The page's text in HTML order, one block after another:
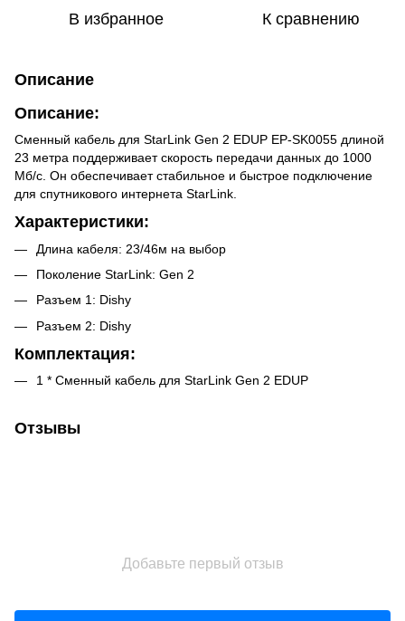
В избранное К сравнению
Описание
Описание:
Сменный кабель для StarLink Gen 2 EDUP EP-SK0055 длиной
23 метра поддерживает скорость передачи данных до 1000
Мб/с. Он обеспечивает стабильное и быстрое подключение
для спутникового интернета StarLink.
Характеристики:
Длина кабеля: 23/46м на выбор
Поколение StarLink: Gen 2
Разъем 1: Dishy
Разъем 2: Dishy
Комплектация:
1 * Сменный кабель для StarLink Gen 2 EDUP
Отзывы
Добавьте первый отзыв